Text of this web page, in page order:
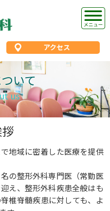
アクセス
いて
us
地域に密着した医療を提供
の整形外科専門医（常勤医
え、整形外科疾患全般はも
椎脊髄疾患に対しても、よ